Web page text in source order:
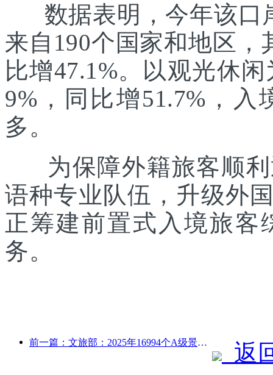
数据表明，今年该口
来自190个国家和地区，
比增47.1%。以观光休
9%，同比增51.7%，
多。
为保障外籍旅客顺利
语种专业队伍，升级外
正筹建前置式入境旅客
务。
前一篇：文旅部：2025年16994个A级景区接待游客75.1亿人次，旅游收入5544.9亿
返